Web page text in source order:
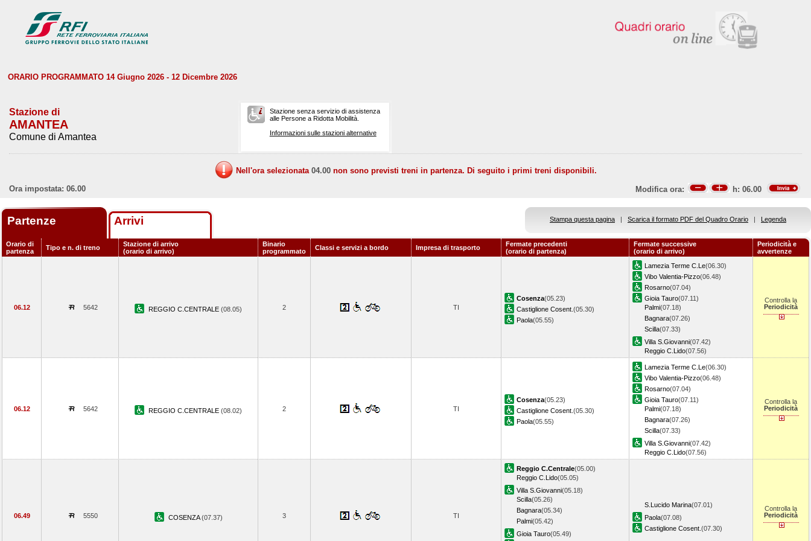
ORARIO PROGRAMMATO 14 Giugno 2026 - 12 Dicembre 2026
Stazione di
AMANTEA
Comune di Amantea
Stazione senza servizio di assistenza
alle Persone a Ridotta Mobilità.
Informazioni sulle stazioni alternative
Nell'ora selezionata 04.00 non sono previsti treni in partenza. Di seguito i primi treni disponibili.
Ora impostata: 06.00
Modifica ora: h: 06.00
Partenze Arrivi Stampa questa pagina | Scarica il formato PDF del Quadro Orario | Legenda
Orario di
partenza
Tipo e n. di treno
Stazione di arrivo
(orario di arrivo)
Binario
programmato
Classi e servizi a bordo Impresa di trasporto
Fermate precedenti
(orario di partenza)
Fermate successive
(orario di arrivo)
Periodicità e
avvertenze
06.12 5642 REGGIO C.CENTRALE (08.05) 2 TI
Cosenza(05.23)
Castiglione Cosent. (05.30)
Paola(05.55)
Lamezia Terme C.Le(06.30)
Vibo Valentia-Pizzo(06.48)
Rosarno(07.04)
Gioia Tauro(07.11)
Palmi(07.18)
Bagnara(07.26)
Scilla(07.33)
Villa S.Giovanni(07.42)
Reggio C.Lido(07.56)
Controlla la
Periodicità
06.12 5642 REGGIO C.CENTRALE (08.02) 2 TI
Cosenza(05.23)
Castiglione Cosent. (05.30)
Paola(05.55)
Lamezia Terme C.Le(06.30)
Vibo Valentia-Pizzo(06.48)
Rosarno(07.04)
Gioia Tauro(07.11)
Palmi(07.18)
Bagnara(07.26)
Scilla(07.33)
Villa S.Giovanni(07.42)
Reggio C.Lido(07.56)
Controlla la
Periodicità
06.49 5550 COSENZA(07.37) 3 TI
Reggio C.Centrale(05.00)
Reggio C.Lido(05.05)
Villa S.Giovanni(05.18)
Scilla(05.26)
Bagnara(05.34)
Palmi(05.42)
Gioia Tauro(05.49)
S.Lucido Marina(07.01)
Paola(07.08)
Castiglione Cosent. (07.30)
Controlla la
Periodicità